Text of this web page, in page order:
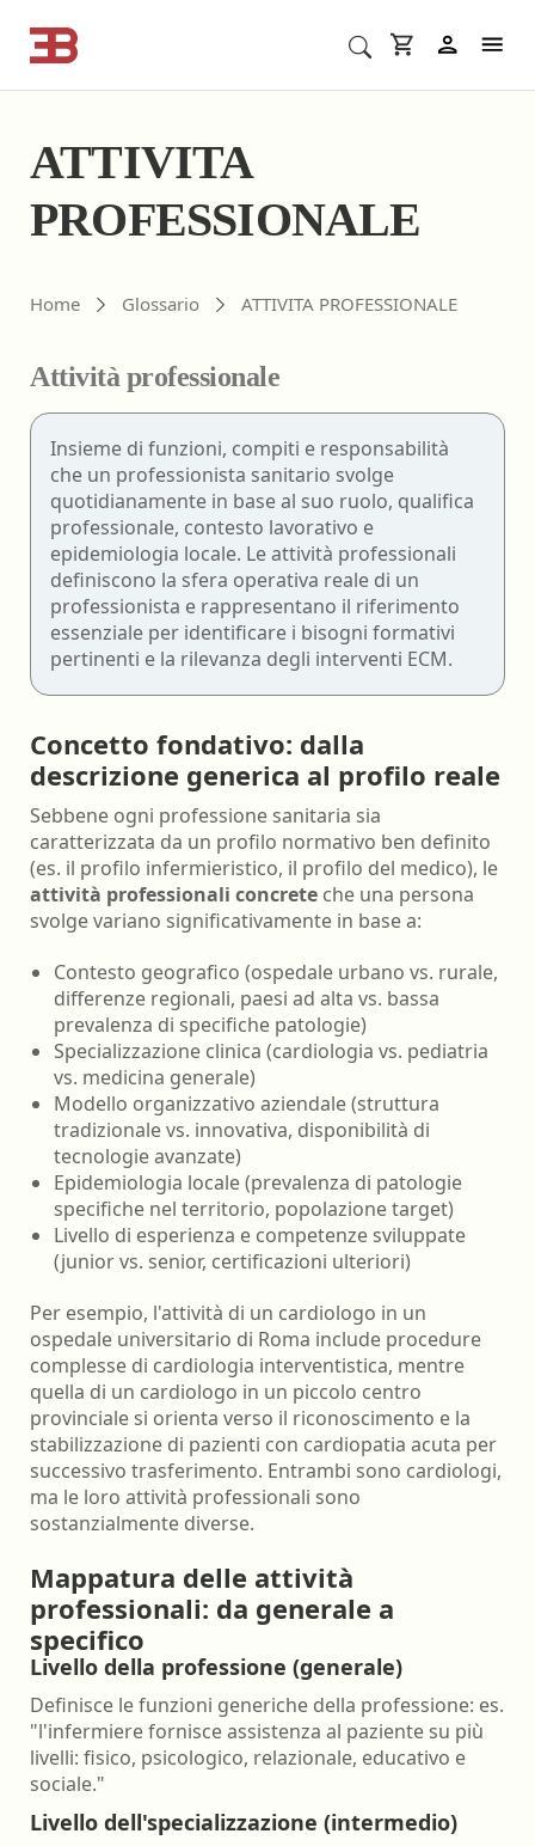
Cerca corsi ECM o altro
ATTIVITA
PROFESSIONALE
Home Glossario ATTIVITA PROFESSIONALE
Attività professionale
Insieme di funzioni, compiti e responsabilità
che un professionista sanitario svolge
quotidianamente in base al suo ruolo, qualifica
professionale, contesto lavorativo e
epidemiologia locale. Le attività professionali
definiscono la sfera operativa reale di un
professionista e rappresentano il riferimento
essenziale per identificare i bisogni formativi
pertinenti e la rilevanza degli interventi ECM.
Concetto fondativo: dalla
descrizione generica al profilo reale
Sebbene ogni professione sanitaria sia
caratterizzata da un profilo normativo ben definito
(es. il profilo infermieristico, il profilo del medico), le
attività professionali concrete che una persona
svolge variano significativamente in base a:
Contesto geografico (ospedale urbano vs. rurale,
differenze regionali, paesi ad alta vs. bassa
prevalenza di specifiche patologie)
Specializzazione clinica (cardiologia vs. pediatria
vs. medicina generale)
Modello organizzativo aziendale (struttura
tradizionale vs. innovativa, disponibilità di
tecnologie avanzate)
Epidemiologia locale (prevalenza di patologie
specifiche nel territorio, popolazione target)
Livello di esperienza e competenze sviluppate
(junior vs. senior, certificazioni ulteriori)
Per esempio, l'attività di un cardiologo in un
ospedale universitario di Roma include procedure
complesse di cardiologia interventistica, mentre
quella di un cardiologo in un piccolo centro
provinciale si orienta verso il riconoscimento e la
stabilizzazione di pazienti con cardiopatia acuta per
successivo trasferimento. Entrambi sono cardiologi,
ma le loro attività professionali sono
sostanzialmente diverse.
Mappatura delle attività
professionali: da generale a
specifico
Livello della professione (generale)
Definisce le funzioni generiche della professione: es.
"l'infermiere fornisce assistenza al paziente su più
livelli: fisico, psicologico, relazionale, educativo e
sociale."
Livello dell'specializzazione (intermedio)